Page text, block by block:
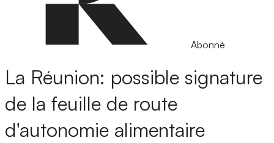
Abonné
La Réunion: possible signature
de la feuille de route
d'autonomie alimentaire